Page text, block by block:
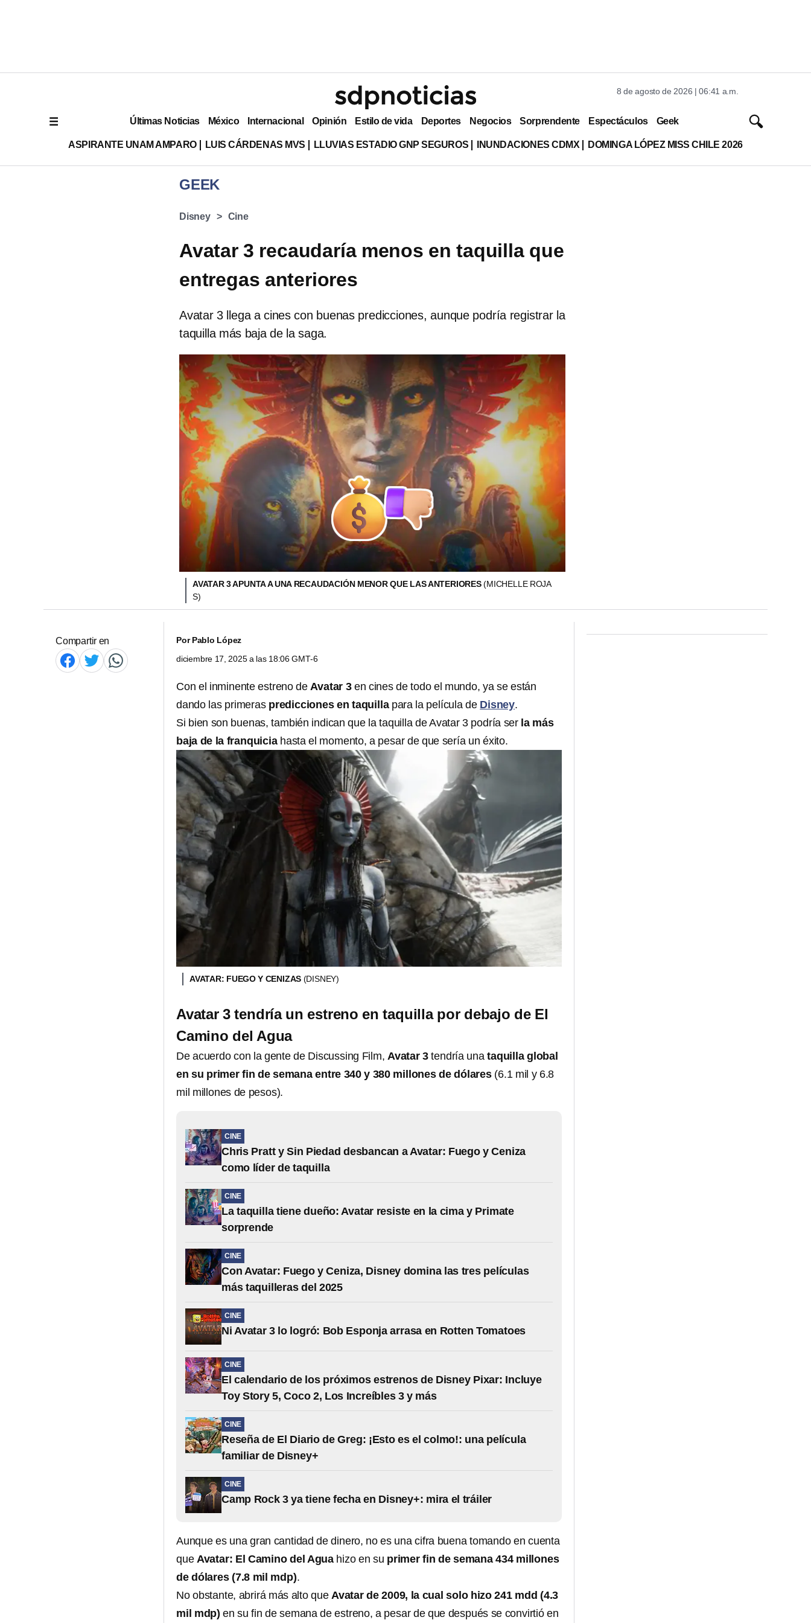
8 de agosto de 2026 | 06:41 a.m.
Últimas Noticias México Internacional Opinión Estilo de vida Deportes Negocios Sorprendente Espectáculos Geek
ASPIRANTE UNAM AMPARO LUIS CÁRDENAS MVS LLUVIAS ESTADIO GNP SEGUROS INUNDACIONES CDMX DOMINGA LÓPEZ MISS CHILE 2026
GEEK
Disney Cine
Avatar 3 recaudaría menos en taquilla que
entregas anteriores
Avatar 3 llega a cines con buenas predicciones, aunque podría registrar la
taquilla más baja de la saga.
AVATAR 3 APUNTA A UNA RECAUDACIÓN MENOR QUE LAS ANTERIORES(MICHELLE ROJA
S)
Compartir en PorPablo López
diciembre 17, 2025 a las 18:06 GMT-6
Con el inminente estreno deAvatar 3en cines de todo el mundo, ya se están
dando las primeras predicciones en taquillapara la película de Disney.
Si bien son buenas, también indican que la taquilla de Avatar 3 podría ser la más
baja de la franquiciahasta el momento, a pesar de que sería un éxito.
AVATAR: FUEGO Y CENIZAS (DISNEY)
Avatar 3 tendría un estreno en taquilla por debajo de El
Camino del Agua
De acuerdo con la gente de Discussing Film, Avatar 3 tendría unataquilla global
en su primer fin de semana entre 340 y 380 millones de dólares(6.1 mil y 6.8
mil millones de pesos).
CINE
Chris Pratt y Sin Piedad desbancan a Avatar: Fuego y Ceniza
como líder de taquilla
CINE
La taquilla tiene dueño: Avatar resiste en la cima y Primate
sorprende
CINE
Con Avatar: Fuego y Ceniza, Disney domina las tres películas
más taquilleras del 2025
CINE
Ni Avatar 3 lo logró: Bob Esponja arrasa en Rotten Tomatoes
CINE
El calendario de los próximos estrenos de Disney Pixar: Incluye
Toy Story 5, Coco 2, Los Increíbles 3 y más
CINE
Reseña de El Diario de Greg: ¡Esto es el colmo!: una película
familiar de Disney+
CINE
Camp Rock 3 ya tiene fecha en Disney+: mira el tráiler
Aunque es una gran cantidad de dinero, no es una cifra buena tomando en cuenta
que Avatar: El Camino del Agua hizo en su primer fin de semana 434 millones
de dólares (7.8 mil mdp).
No obstante, abrirá más alto que Avatar de 2009, la cual solo hizo 241 mdd (4.3
mil mdp) en su fin de semana de estreno, a pesar de que después se convirtió en